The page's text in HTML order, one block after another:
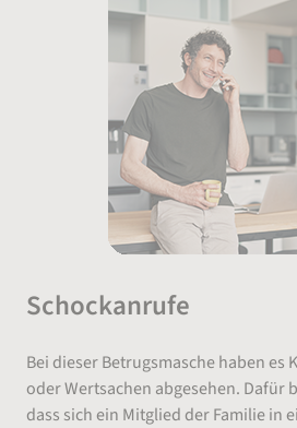
Schockanrufe
Bei dieser Betrugsmasche haben es
oder Wertsachen abgesehen. Dafür
dass sich ein Mitglied der Familie in